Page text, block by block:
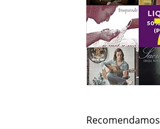
Recomendamos